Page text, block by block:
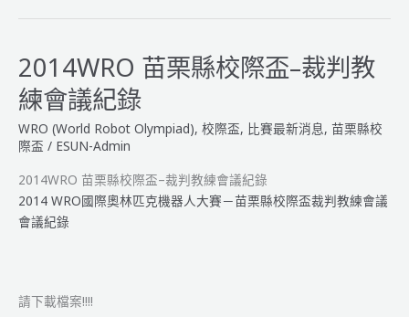
栗
校
際
盃
得
名
單
公
2014WRO 苗栗縣校際盃–裁判教
練會議紀錄
WRO (World Robot Olympiad), 校際盃, 比賽最新消息, 苗栗縣校
際盃 / ESUN-Admin
2014WRO 苗栗縣校際盃–裁判教練會議紀錄
2014 WRO國際奧林匹克機器人大賽－苗栗縣校際盃裁判教練會議
會議紀錄
請下載檔案!!!!